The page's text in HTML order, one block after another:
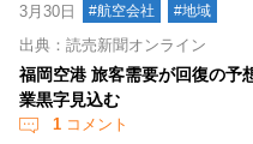
3月30日 #航空会社 #地域
出典：読売新聞オンライン
福岡空港 旅客需要が回復の
業黒字見込む
1 コメント